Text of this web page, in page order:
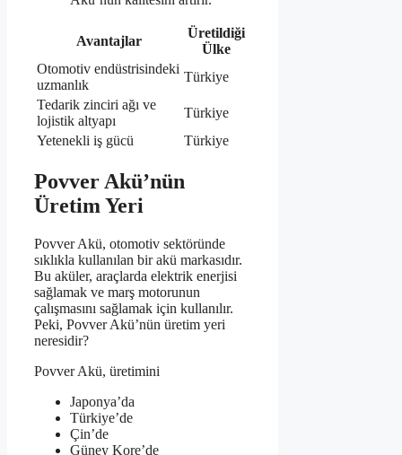
Avantajlar
Üretildiği
Ülke
Otomotiv endüstrisindeki
uzmanlık
Türkiye
Tedarik zinciri ağı ve
lojistik altyapı
Türkiye
Yetenekli iş gücü
Türkiye
Povver Akü’nün
Üretim Yeri
Povver Akü, otomotiv sektöründe
sıklıkla kullanılan bir akü markasıdır.
Bu aküler, araçlarda elektrik enerjisi
sağlamak ve marş motorunun
çalışmasını sağlamak için kullanılır.
Peki, Povver Akü’nün üretim yeri
neresidir?
Povver Akü, üretimini
Japonya’da
Türkiye’de
Çin’de
Güney Kore’de